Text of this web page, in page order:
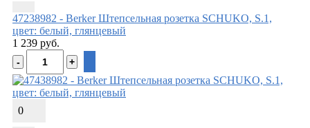
47238982 - Berker Штепсельная розетка SCHUKO, S.1,
цвет: белый, глянцевый
1 239 руб.
0